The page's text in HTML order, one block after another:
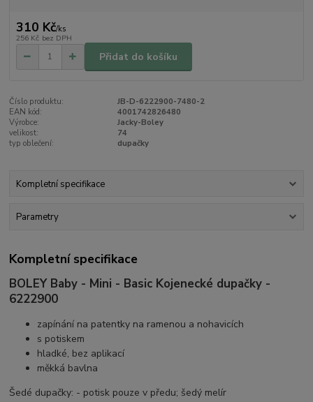
310 Kč/ks
256 Kč bez DPH
Přidat do košíku
Číslo produktu:
JB-D-6222900-7480-2
EAN kód:
4001742826480
Výrobce:
Jacky-Boley
velikost:
74
typ oblečení:
dupačky
Kompletní specifikace
Parametry
Kompletní specifikace
BOLEY Baby - Mini - Basic Kojenecké dupačky -
6222900
zapínání na patentky na ramenou a nohavicích
s potiskem
hladké, bez aplikací
měkká bavlna
Šedé dupačky: - potisk pouze v předu; šedý melír